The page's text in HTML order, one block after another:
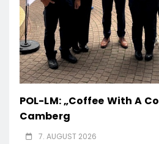
POL-LM: „Coffee With A
Camberg
7. AUGUST 2026